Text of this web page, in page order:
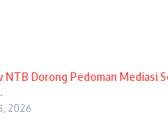
NTB Dorong Pedoman Mediasi
2026